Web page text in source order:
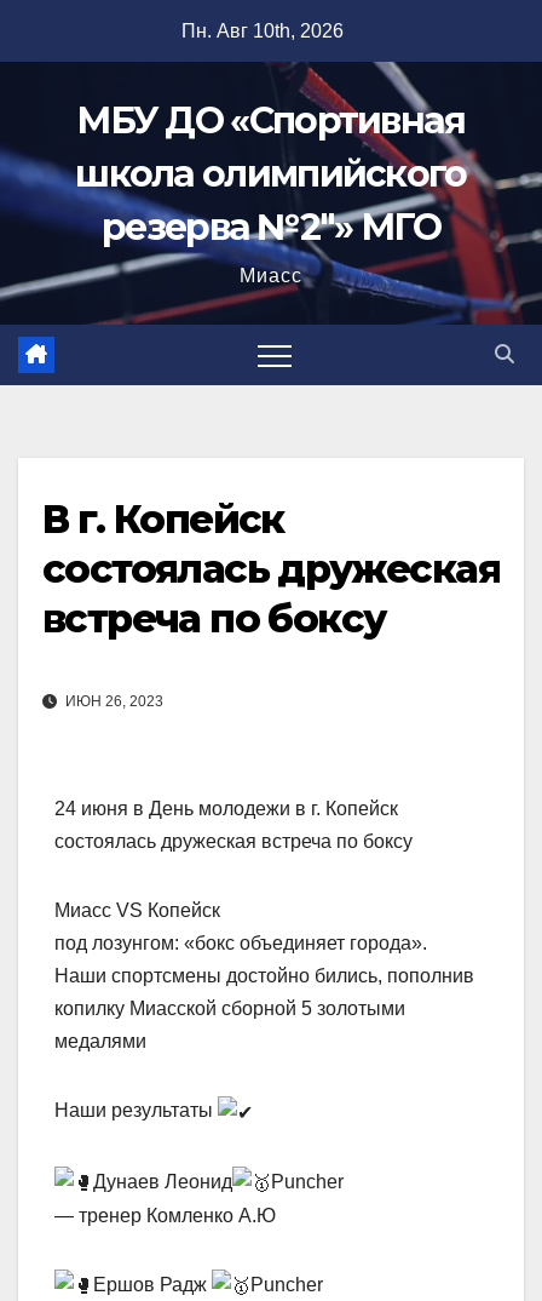
Пн. Авг 10th, 2026
МБУ ДО «Спортивная
школа олимпийского
резерва №2"» МГО
Миасс
В г. Копейск
состоялась дружеская
встреча по боксу
ИЮН 26, 2023
24 июня в День молодежи в г. Копейск
состоялась дружеская встреча по боксу
Миасс VS Копейск
под лозунгом: «бокс объединяет города».
Наши спортсмены достойно бились, пополнив
копилку Миасской сборной 5 золотыми
медалями
Наши результаты
Дунаев Леонид
Puncher
— тренер Комленко А.Ю
Ершов Радж
Puncher